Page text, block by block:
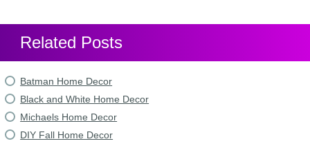
Related Posts
Batman Home Decor
Black and White Home Decor
Michaels Home Decor
DIY Fall Home Decor